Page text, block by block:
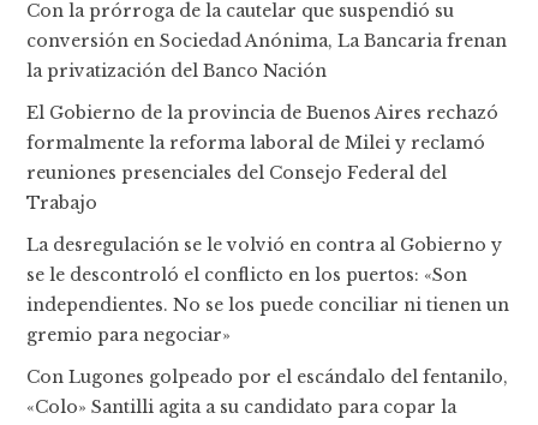
Con la prórroga de la cautelar que suspendió su
conversión en Sociedad Anónima, La Bancaria frenan
la privatización del Banco Nación
El Gobierno de la provincia de Buenos Aires rechazó
formalmente la reforma laboral de Milei y reclamó
reuniones presenciales del Consejo Federal del
Trabajo
La desregulación se le volvió en contra al Gobierno y
se le descontroló el conflicto en los puertos: «Son
independientes. No se los puede conciliar ni tienen un
gremio para negociar»
Con Lugones golpeado por el escándalo del fentanilo,
«Colo» Santilli agita a su candidato para copar la